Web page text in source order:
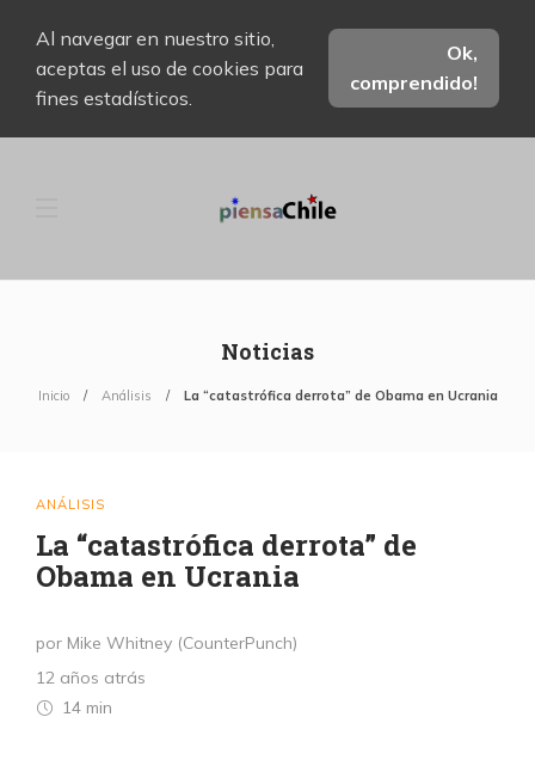
Al navegar en nuestro sitio,
aceptas el uso de cookies para
fines estadísticos.
Ok,
comprendido!
Noticias
Inicio Análisis La “catastrófica derrota” de Obama en Ucrania
ANÁLISIS
La “catastrófica derrota” de
Obama en Ucrania
por Mike Whitney (CounterPunch)
12 años atrás
14 min